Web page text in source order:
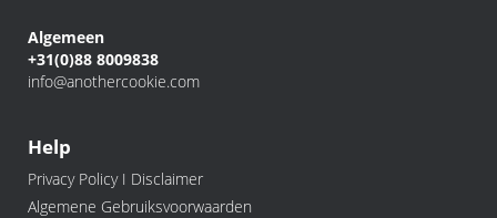
Algemeen
+31(0)88 8009838
info@anothercookie.com
Help
Privacy Policy I Disclaimer
Algemene Gebruiksvoorwaarden